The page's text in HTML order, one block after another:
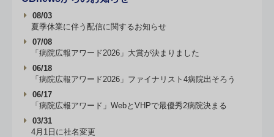
08/03
夏季休業に伴う配信に関するお知らせ
07/08
「病院広報アワード2026」大賞が決まりました
06/18
「病院広報アワード2026」ファイナリスト4病院出そろう
06/17
「病院広報アワード」WebとVHPで最優秀2病院決まる
03/31
4月1日に社名変更